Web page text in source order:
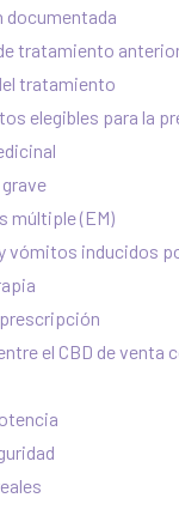
documentada
tratamiento
tratamiento
elegibles para la
múltiple (EM)
vómitos inducidos
el CBD de venta